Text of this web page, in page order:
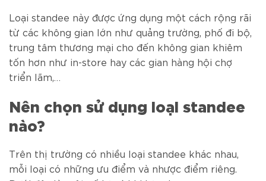
Loại standee này được ứng dụng một cách rộng rãi
từ các không gian lớn như quảng trường, phố đi bộ,
trung tâm thương mại cho đến không gian khiêm
tốn hơn như in-store hay các gian hàng hội chợ
triển lãm,…
Nên chọn sử dụng loại standee
nào?
Trên thị trường có nhiều loại standee khác nhau,
mỗi loại có những ưu điểm và nhược điểm riêng.